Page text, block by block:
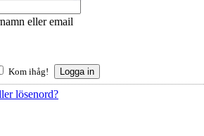
eller email
Kom ihåg!
lösenord?